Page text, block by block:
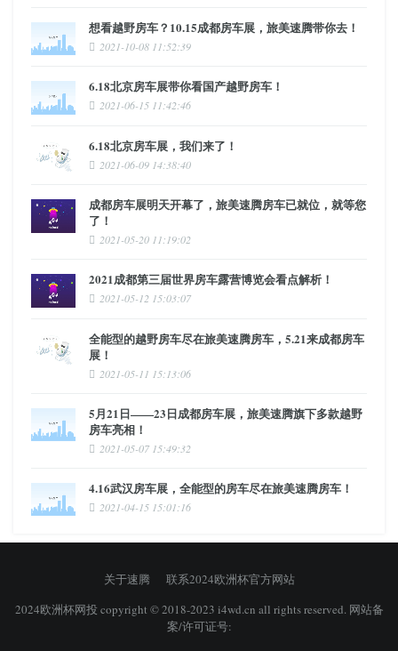
想看越野房车？10.15成都房车展，旅美速腾带你去！
2021-10-08 11:52:39
6.18北京房车展带你看国产越野房车！
2021-06-15 11:42:46
6.18北京房车展，我们来了！
2021-06-09 14:38:40
成都房车展明天开幕了，旅美速腾房车已就位，就等您
了！
2021-05-20 11:19:02
2021成都第三届世界房车露营博览会看点解析！
2021-05-12 15:03:07
全能型的越野房车尽在旅美速腾房车，5.21来成都房车
展！
2021-05-11 15:13:06
5月21日——23日成都房车展，旅美速腾旗下多款越野
房车亮相！
2021-05-07 15:49:32
4.16武汉房车展，全能型的房车尽在旅美速腾房车！
2021-04-15 15:01:16
关于速腾
联系2024欧洲杯官方网站
2024欧洲杯网投 copyright © 2018-2023 i4wd.cn all rights reserved. 网站备
案/许可证号: